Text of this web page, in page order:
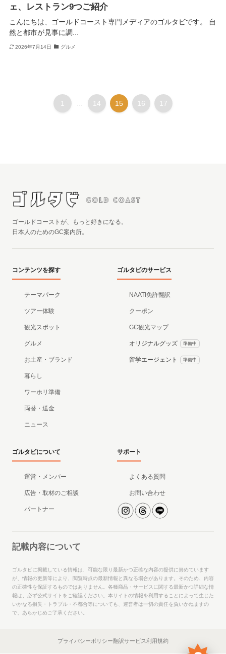
ェ、レストラン9つご紹介
こんにちは、ゴールドコースト専門メディアのゴルタビです。 自
然と都市が見事に調...
2026年7月14日 グルメ
1 ... 14 15 16 17
ゴールドコーストが、もっと好きになる。
日本人のためのGC案内所。
コンテンツを探す
テーマパーク
ツアー体験
観光スポット
グルメ
お土産・ブランド
暮らし
ワーホリ準備
両替・送金
ニュース
ゴルタビのサービス
NAATI免許翻訳
クーポン
GC観光マップ
オリジナルグッズ 準備中
留学エージェント 準備中
ゴルタビについて
運営・メンバー
広告・取材のご相談
パートナー
サポート
よくある質問
お問い合わせ
記載内容について
ゴルタビに掲載している情報は、可能な限り最新かつ正確な内容の提供に努めています
が、情報の更新等により、閲覧時点の最新情報と異なる場合があります。そのため、内容
の正確性を保証するものではありません。各種商品・サービスに関する最新かつ詳細な情
報は、必ず公式サイトをご確認ください。本サイトの情報を利用することによって生じた
いかなる損失・トラブル・不都合等についても、運営者は一切の責任を負いかねますの
で、あらかじめご了承ください。
プライバシーポリシー翻訳サービス利用規約